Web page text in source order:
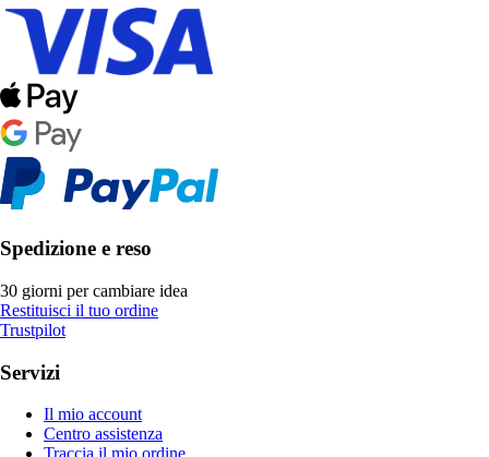
Spedizione e reso
30 giorni per cambiare idea
Restituisci il tuo ordine
Trustpilot
Servizi
Il mio account
Centro assistenza